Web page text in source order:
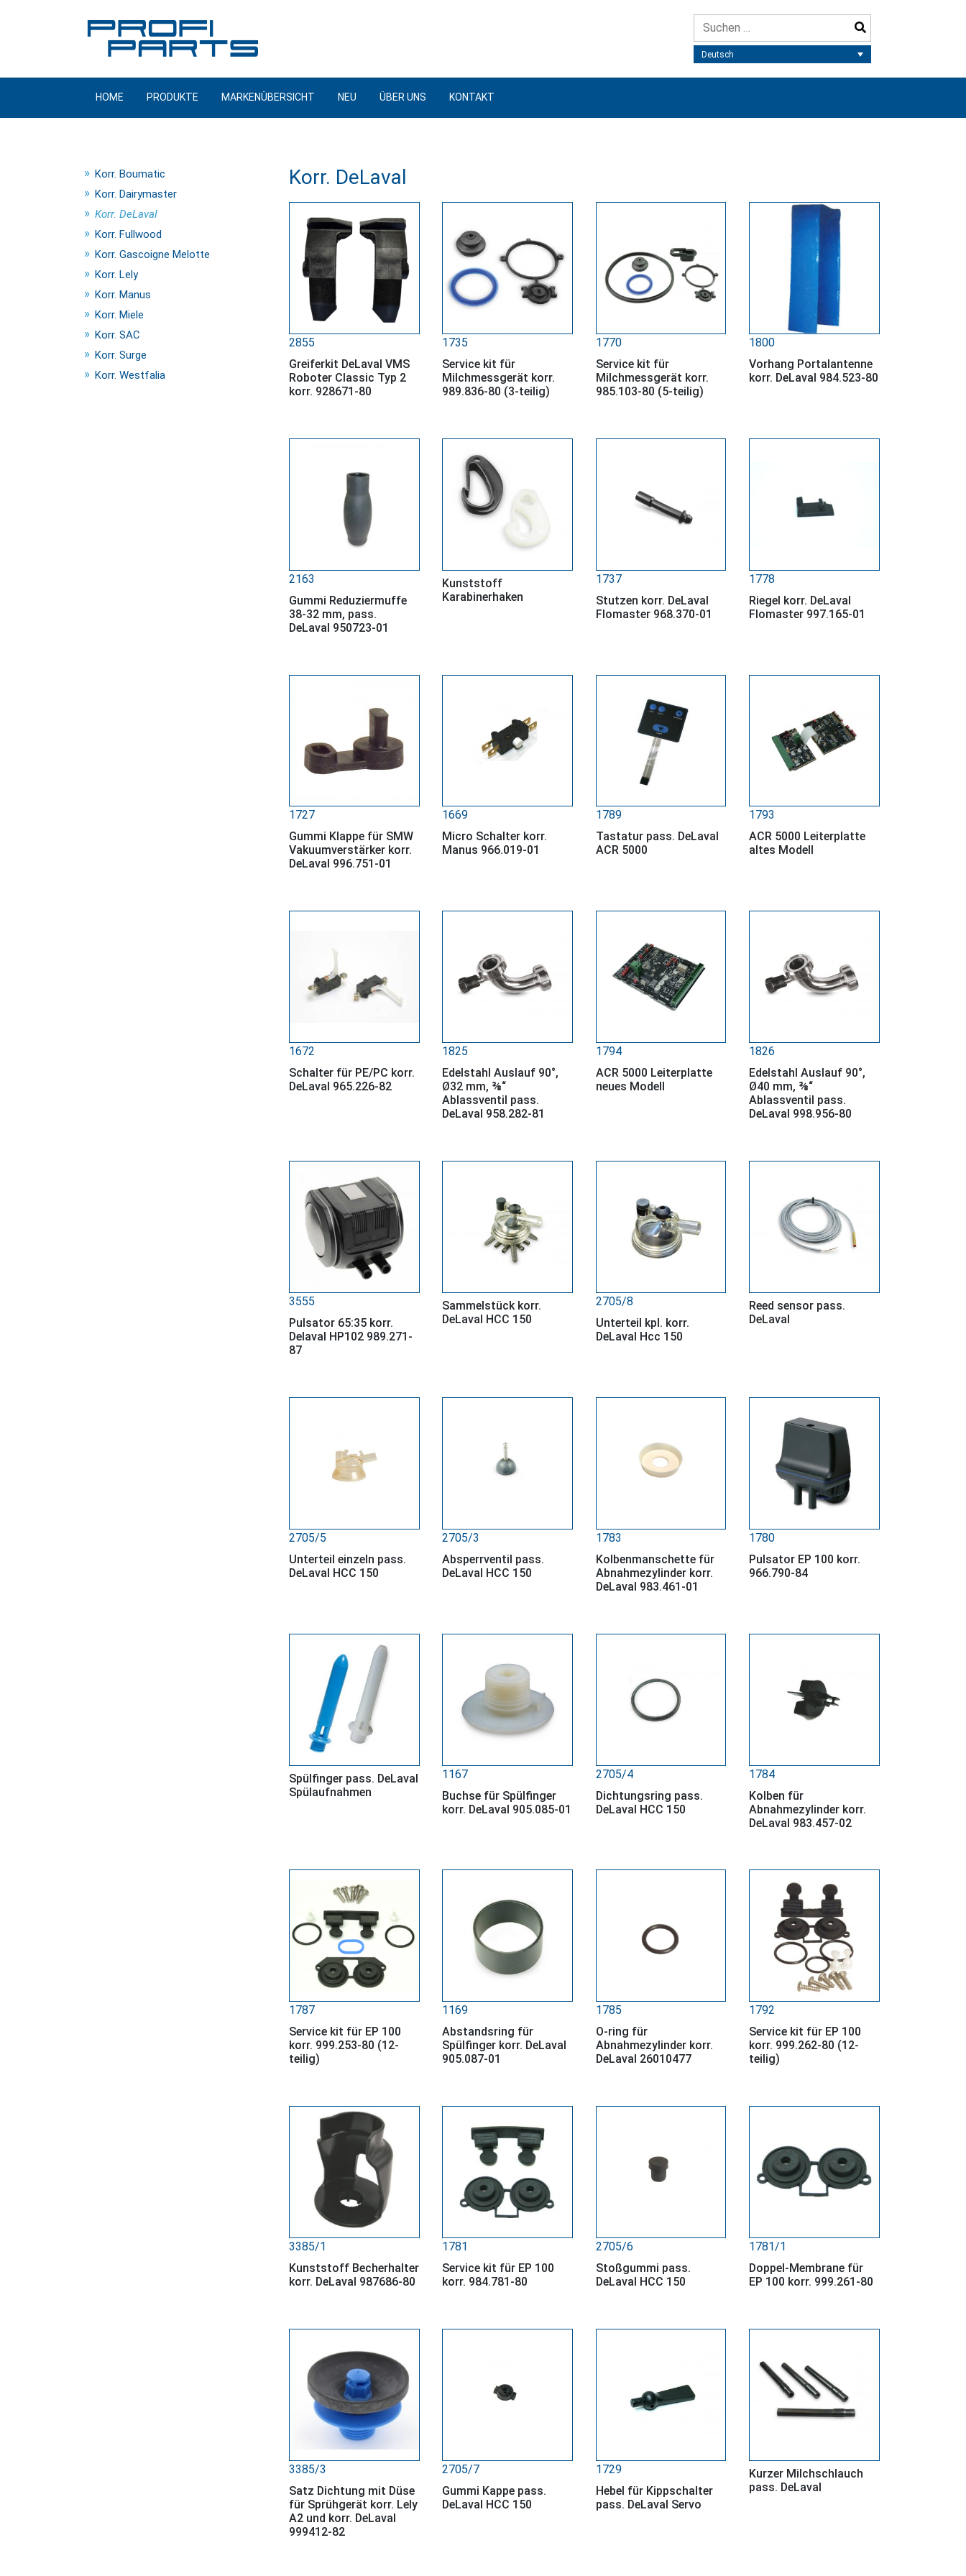
Deutsch
HOME PRODUKTE MARKENÜBERSICHT NEU ÜBER UNS KONTAKT
Korr. Boumatic
Korr. Dairymaster
Korr. DeLaval
Korr. Fullwood
Korr. Gascoigne Melotte
Korr. Lely
Korr. Manus
Korr. Miele
Korr. SAC
Korr. Surge
Korr. Westfalia
Korr. DeLaval
2855
Greiferkit DeLaval VMS
Roboter Classic Typ 2
korr. 928671-80
1735
Service kit für
Milchmessgerät korr.
989.836-80 (3-teilig)
1770
Service kit für
Milchmessgerät korr.
985.103-80 (5-teilig)
1800
Vorhang Portalantenne
korr. DeLaval 984.523-80
2163
Gummi Reduziermuffe
38-32 mm, pass.
DeLaval 950723-01
Kunststoff
Karabinerhaken
1737
Stutzen korr. DeLaval
Flomaster 968.370-01
1778
Riegel korr. DeLaval
Flomaster 997.165-01
1727
Gummi Klappe für SMW
Vakuumverstärker korr.
DeLaval 996.751-01
1669
Micro Schalter korr.
Manus 966.019-01
1789
Tastatur pass. DeLaval
ACR 5000
1793
ACR 5000 Leiterplatte
altes Modell
1672
Schalter für PE/PC korr.
DeLaval 965.226-82
1825
Edelstahl Auslauf 90°,
Ø32 mm, ⅜“
Ablassventil pass.
DeLaval 958.282-81
1794
ACR 5000 Leiterplatte
neues Modell
1826
Edelstahl Auslauf 90°,
Ø40 mm, ⅜“
Ablassventil pass.
DeLaval 998.956-80
3555
Pulsator 65:35 korr.
Delaval HP102 989.271-
87
Sammelstück korr.
DeLaval HCC 150
2705/8
Unterteil kpl. korr.
DeLaval Hcc 150
Reed sensor pass.
DeLaval
2705/5
Unterteil einzeln pass.
DeLaval HCC 150
2705/3
Absperrventil pass.
DeLaval HCC 150
1783
Kolbenmanschette für
Abnahmezylinder korr.
DeLaval 983.461-01
1780
Pulsator EP 100 korr.
966.790-84
Spülfinger pass. DeLaval
Spülaufnahmen
1167
Buchse für Spülfinger
korr. DeLaval 905.085-01
2705/4
Dichtungsring pass.
DeLaval HCC 150
1784
Kolben für
Abnahmezylinder korr.
DeLaval 983.457-02
1787
Service kit für EP 100
korr. 999.253-80 (12-
teilig)
1169
Abstandsring für
Spülfinger korr. DeLaval
905.087-01
1785
O-ring für
Abnahmezylinder korr.
DeLaval 26010477
1792
Service kit für EP 100
korr. 999.262-80 (12-
teilig)
3385/1
Kunststoff Becherhalter
korr. DeLaval 987686-80
1781
Service kit für EP 100
korr. 984.781-80
2705/6
Stoßgummi pass.
DeLaval HCC 150
1781/1
Doppel-Membrane für
EP 100 korr. 999.261-80
3385/3
Satz Dichtung mit Düse
für Sprühgerät korr. Lely
A2 und korr. DeLaval
999412-82
2705/7
Gummi Kappe pass.
DeLaval HCC 150
1729
Hebel für Kippschalter
pass. DeLaval Servo
Kurzer Milchschlauch
pass. DeLaval